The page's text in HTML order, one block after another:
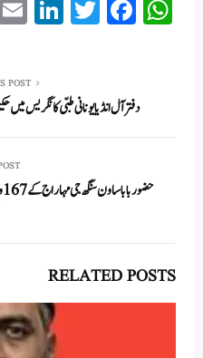
W
ha
A
pp
Fa
ce
ok
T
wi
r
Li
nk
In
POST
دفتر آل انڈیا یونانی طبّی کانگریس میں
RELATED POSTS